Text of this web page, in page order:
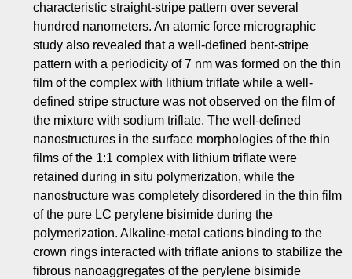
characteristic straight-stripe pattern over several
hundred nanometers. An atomic force micrographic
study also revealed that a well-defined bent-stripe
pattern with a periodicity of 7 nm was formed on the thin
film of the complex with lithium triflate while a well-
defined stripe structure was not observed on the film of
the mixture with sodium triflate. The well-defined
nanostructures in the surface morphologies of the thin
films of the 1:1 complex with lithium triflate were
retained during in situ polymerization, while the
nanostructure was completely disordered in the thin film
of the pure LC perylene bisimide during the
polymerization. Alkaline-metal cations binding to the
crown rings interacted with triflate anions to stabilize the
fibrous nanoaggregates of the perylene bisimide